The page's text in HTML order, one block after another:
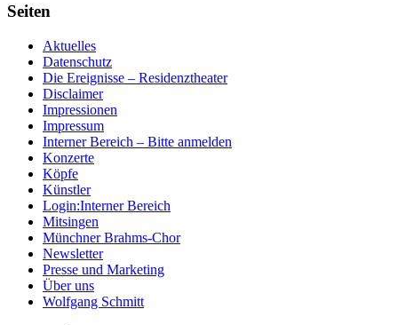
Seiten
Aktuelles
Datenschutz
Die Ereignisse – Residenztheater
Disclaimer
Impressionen
Impressum
Interner Bereich – Bitte anmelden
Konzerte
Köpfe
Künstler
Login:Interner Bereich
Mitsingen
Münchner Brahms-Chor
Newsletter
Presse und Marketing
Über uns
Wolfgang Schmitt